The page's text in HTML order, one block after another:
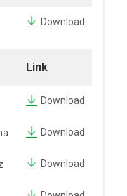
Download
Link
Download
Download
Download